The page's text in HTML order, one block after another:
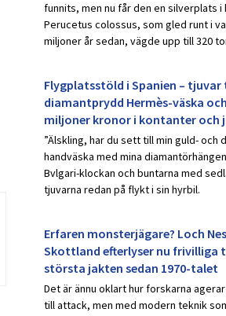
funnits, men nu får den en silverplats i
Perucetus colossus, som gled runt i
miljoner år sedan, vägde upp till 320
Flygplatsstöld i Spanien – tjuvar
diamantprydd Hermès-väska
miljoner kronor i kontanter och
”Älskling, har du sett till min guld- och
handväska med mina
Bvlgari-klockan och buntarna med
tjuvarna redan på flykt i sin hyrbil.
Erfaren monsterjägare? Loch
Skottland efterlyser nu frivilliga
största jakten sedan 1970-talet
Det är ännu oklart hur forskarna
till attack, men med modern teknik